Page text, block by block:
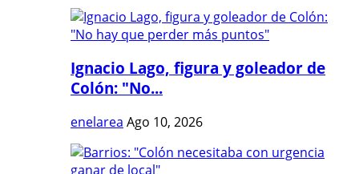
Ignacio Lago, figura y goleador de
Colón: "No...
enelarea Ago 10, 2026